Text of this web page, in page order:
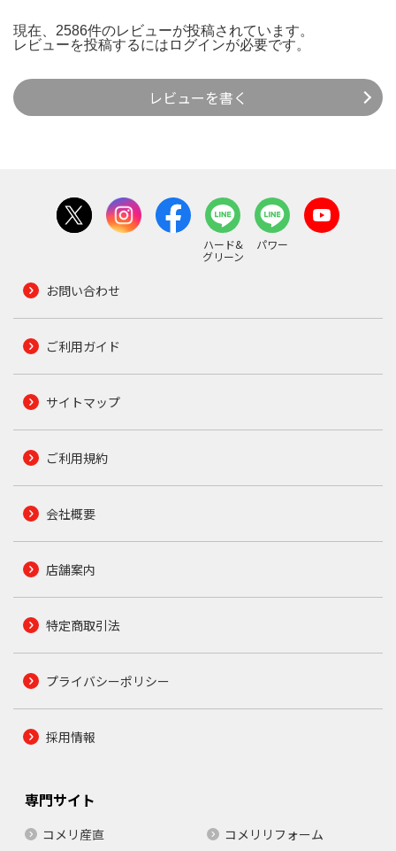
現在、2586件のレビューが投稿されています。
レビューを投稿するには ログインが必要です。
レビューを書く
ハード&
グリーン
パワー
お問い合わせ
ご利用ガイド
サイトマップ
ご利用規約
会社概要
店舗案内
特定商取引法
プライバシーポリシー
採用情報
専門サイト
コメリ産直 コメリリフォーム